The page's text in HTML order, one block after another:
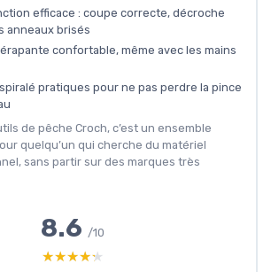
efficace : coupe correcte, décroche
anneaux brisés
confortable, même avec les mains
pratiques pour ne pas perdre la pince
de pêche Croch, c’est un ensemble
quelqu’un qui cherche du matériel
sans partir sur des marques très
8.6 /10
★★★★★
★★★★★